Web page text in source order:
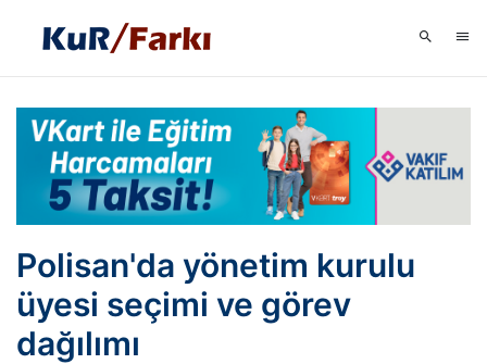
Polisan'da yönetim kurulu
üyesi seçimi ve görev
dağılımı